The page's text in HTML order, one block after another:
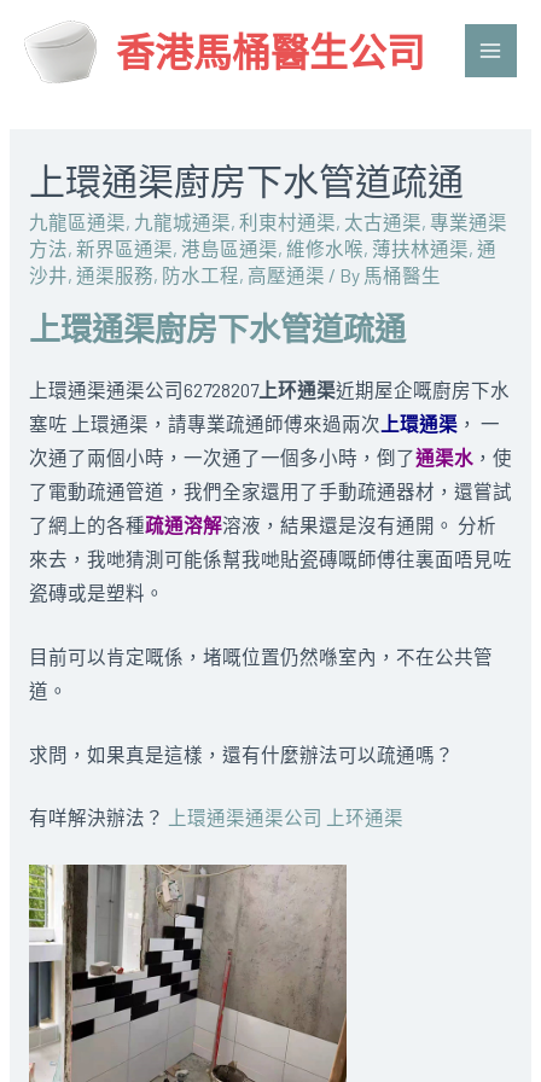
香港馬桶醫生公司
Main
上環通渠廚房下水管道疏通
九龍區通渠, 九龍城通渠, 利東村通渠, 太古通渠, 專業通渠
方法, 新界區通渠, 港島區通渠, 維修水喉, 薄扶林通渠, 通
沙井, 通渠服務, 防水工程, 高壓通渠 / By 馬桶醫生
上環通渠廚房下水管道疏通
上環通渠通渠公司62728207上环通渠近期屋企嘅廚房下水
塞咗 上環通渠，請專業疏通師傅來過兩次 上環通渠， 一
次通了兩個小時，一次通了一個多小時，倒了通渠水，使
了電動疏通管道，我們全家還用了手動疏通器材，還嘗試
了網上的各種疏通溶解溶液，結果還是沒有通開。 分析
來去，我哋猜測可能係幫我哋貼瓷磚嘅師傅往裏面唔見咗
瓷磚或是塑料。
目前可以肯定嘅係，堵嘅位置仍然喺室內，不在公共管
道。
求問，如果真是這樣，還有什麼辦法可以疏通嗎？
有咩解決辦法？ 上環通渠通渠公司 上环通渠